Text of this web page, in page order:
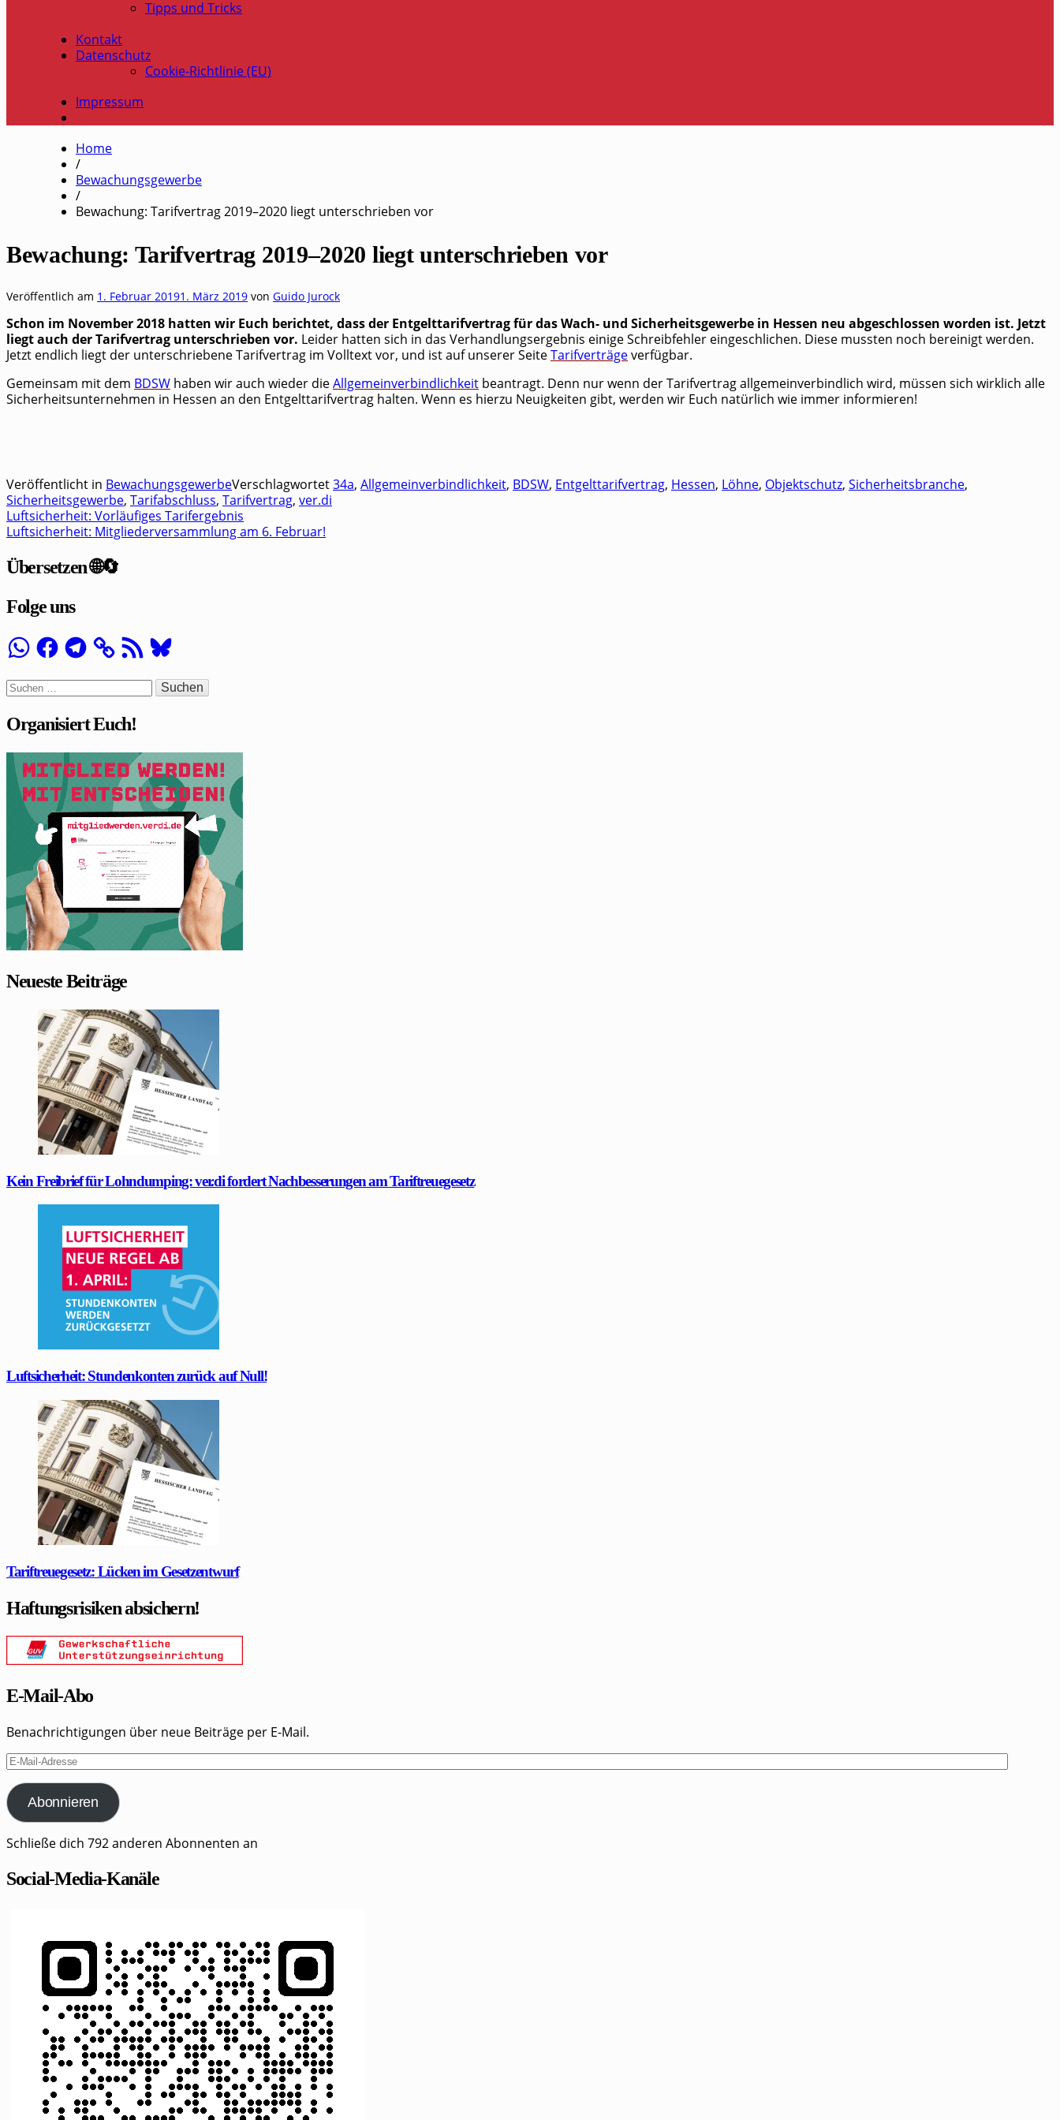
Tipps und Tricks
Kontakt
Datenschutz
Cookie-Richtlinie (EU)
Impressum
Home
/
Bewachungsgewerbe
/
Bewachung: Tarifvertrag 2019–2020 liegt unterschrieben vor
Bewachung: Tarifvertrag 2019–2020 liegt unterschrieben vor
Veröffentlich am 1. Februar 20191. März 2019 von Guido Jurock
Schon im Novem­ber 2018 hat­ten wir Euch berich­tet, dass der Ent­gelt­ta­rif­ver­trag für das Wach- und Sicher­heits­ge­wer­be in Hes­sen neu abge­schlos­sen wor­den ist. Jetzt
liegt auch der Tarif­ver­trag unter­schrie­ben vor. Lei­der hat­ten sich in das Ver­hand­lungs­er­geb­nis eini­ge Schreib­feh­ler ein­ge­schli­chen. Die­se muss­ten noch berei­nigt wer­den.
Jetzt end­lich liegt der unter­schrie­be­ne Tarif­ver­trag im Voll­text vor, und ist auf unse­rer Sei­teTarif­ver­trä­geverfügbar.
Gemein­sam mit dem BDSW haben wir auch wie­der dieAll­ge­mein­ver­bind­lich­keit bean­tragt. Denn nur wenn der Tarif­ver­trag all­ge­mein­ver­bind­lich wird, müs­sen sich wirk­lich alle
Sicher­heits­un­ter­neh­men in Hes­sen an den Ent­gelt­ta­rif­ver­trag hal­ten. Wenn es hier­zu Neu­ig­kei­ten gibt, wer­den wir Euch natür­lich wie immer informieren!
Veröffentlicht in BewachungsgewerbeVerschlagwortet34a, Allgemeinverbindlichkeit, BDSW, Entgelttarifvertrag, Hessen, Löhne, Objektschutz, Sicherheitsbranche,
Sicherheitsgewerbe, Tarifabschluss, Tarifvertrag, ver.di
Beitragsnavigation
Luftsicherheit: Vorläufiges Tarifergebnis
Luftsicherheit: Mitgliederversammlung am 6. Februar!
Übersetzen 🌐🔄
Folge uns
WhatsApp
FacebookTelegram RSS-
Feed
Bluesky
Suchen
nach:
Organisiert Euch!
Neueste Beiträge
Kein Freibrief für Lohndumping: ver.di fordert Nachbesserungen am Tariftreuegesetz
Luftsicherheit: Stundenkonten zurück auf Null!
Tariftreuegesetz: Lücken im Gesetzentwurf
Haftungsrisiken absichern!
E-Mail-Abo
Benachrichtigungen über neue Beiträge per E-Mail.
E-
Mail-
Adresse
Abonnieren
Schließe dich 792 anderen Abonnenten an
Social-Media-Kanäle